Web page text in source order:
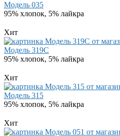
Модель 035
95% хлопок, 5% лайкра
Хит
Модель 319C
95% хлопок, 5% лайкра
Хит
Модель 315
95% хлопок, 5% лайкра
Хит